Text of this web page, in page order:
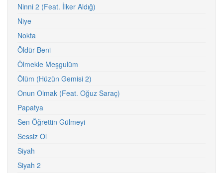
Ninni 2 (Feat. İlker Aldığ)
Niye
Nokta
Öldür Beni
Ölmekle Meşgulüm
Ölüm (Hüzün Gemisi 2)
Onun Olmak (Feat. Oğuz Saraç)
Papatya
Sen Öğrettin Gülmeyi
Sessiz Ol
Siyah
Siyah 2